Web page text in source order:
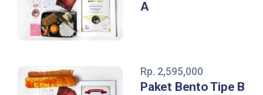
A
Rp. 2,595,000
Paket Bento Tipe B